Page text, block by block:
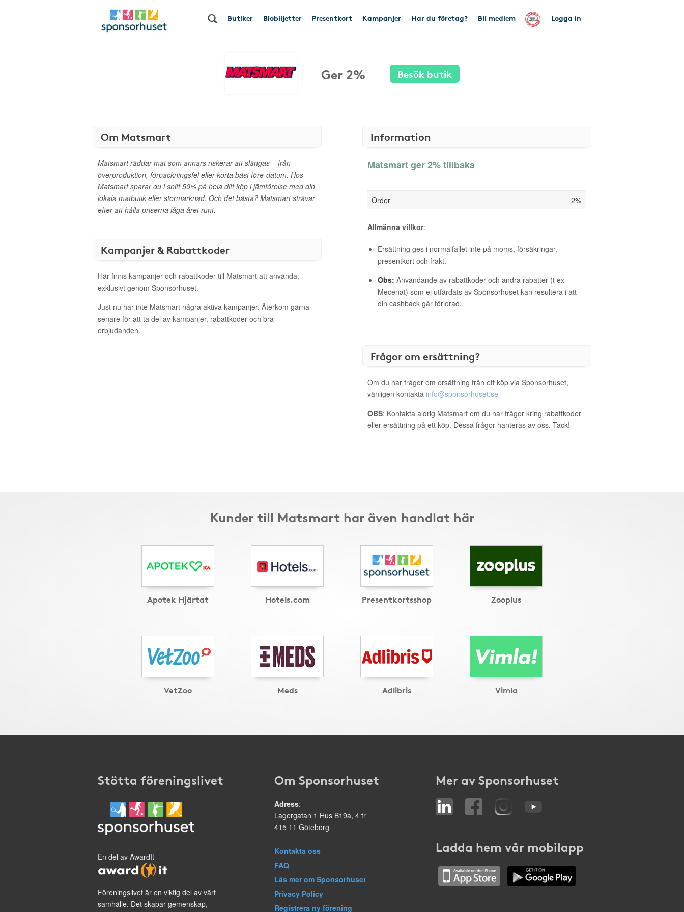
Butiker Biobiljetter Presentkort Kampanjer Har du företag? Bli medlem Logga in
Ger 2% Besök butik
Om Matsmart
Matsmart räddar mat som annars riskerar att slängas – från
överproduktion, förpackningsfel eller korta bäst före-datum. Hos
Matsmart sparar du i snitt 50% på hela ditt köp i jämförelse med din
lokala matbutik eller stormarknad. Och det bästa? Matsmart strävar
efter att hålla priserna låga året runt.
Kampanjer & Rabattkoder
Här finns kampanjer och rabattkoder till Matsmart att använda,
exklusivt genom Sponsorhuset.
Just nu har inte Matsmart några aktiva kampanjer. Återkom gärna
senare för att ta del av kampanjer, rabattkoder och bra
erbjudanden.
Information
Matsmart ger 2% tillbaka
Order 2%
Allmänna villkor:
Ersättning ges i normalfallet inte på moms, försäkringar,
presentkort och frakt.
Obs: Användande av rabattkoder och andra rabatter (t ex
Mecenat) som ej utfärdats av Sponsorhuset kan resultera i att
din cashback går förlorad.
Frågor om ersättning?
Om du har frågor om ersättning från ett köp via Sponsorhuset,
vänligen kontakta info@sponsorhuset.se
OBS: Kontakta aldrig Matsmart om du har frågor kring rabattkoder
eller ersättning på ett köp. Dessa frågor hanteras av oss. Tack!
Kunder till Matsmart har även handlat här
Apotek Hjärtat Hotels.com Presentkortsshop Zooplus
VetZoo Meds Adlibris Vimla
Stötta föreningslivet
En del av AwardIt
Föreningslivet är en viktig del av vårt
samhälle. Det skapar gemenskap,
Om Sponsorhuset
Adress:
Lagergatan 1 Hus B19a, 4 tr
415 11 Göteborg
Kontakta oss
FAQ
Läs mer om Sponsorhuset
Privacy Policy
Registrera ny förening
Mer av Sponsorhuset
Ladda hem vår mobilapp